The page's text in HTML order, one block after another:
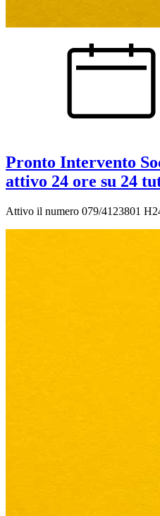
Pronto Intervento
attivo 24 ore su 24
Attivo il numero 079/4123801